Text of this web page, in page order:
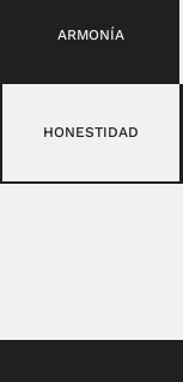
ARMONÍA
HONESTIDAD